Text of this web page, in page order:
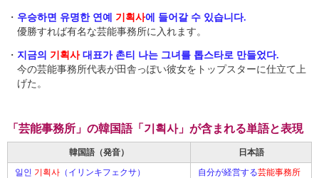
・ 우승하면 유명한 연예 기획사에 들어갈 수 있습니다.
優勝すれば有名な芸能事務所に入れます。
・ 지금의 기획사대표가 촌티 나는 그녀를 톱스타로 만들었다.
今の芸能事務所代表が田舎っぽい彼女をトップスターに仕立て上
げた。
「芸能事務所」の韓国語「기획사」が含まれる単語と表現
韓国語（発音）
日本語
일인 기획사 （イリンキフェクサ） 自分が経営する芸能事務所